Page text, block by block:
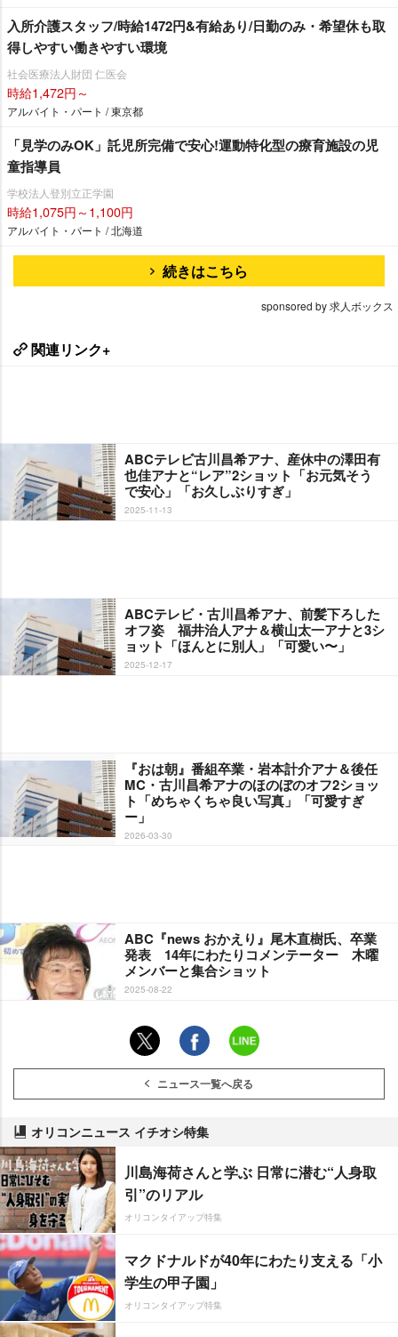
入所介護スタッフ/時給1472円&有給あり/日勤のみ・希望休も取
得しやすい働きやすい環境
社会医療法人財団 仁医会
時給1,472円～
アルバイト・パート / 東京都
「見学のみOK」託児所完備で安心!運動特化型の療育施設の児
童指導員
学校法人登別立正学園
時給1,075円～1,100円
アルバイト・パート / 北海道
続きはこちら
sponsored by 求人ボックス
関連リンク+
ABCテレビ古川昌希アナ、産休中の澤田有
也佳アナと“レア”2ショット「お元気そう
で安心」「お久しぶりすぎ」
2025-11-13
ABCテレビ・古川昌希アナ、前髪下ろした
オフ姿 福井治人アナ＆横山太一アナと3シ
ョット「ほんとに別人」「可愛い〜」
2025-12-17
『おは朝』番組卒業・岩本計介アナ＆後任
MC・古川昌希アナのほのぼのオフ2ショッ
ト「めちゃくちゃ良い写真」「可愛すぎ
ー」
2026-03-30
ABC『news おかえり』尾木直樹氏、卒業
発表 14年にわたりコメンテーター 木曜
メンバーと集合ショット
2025-08-22
ニュース一覧へ戻る
オリコンニュース イチオシ特集
川島海荷さんと学ぶ 日常に潜む“人身取
引”のリアル
オリコンタイアップ特集
マクドナルドが40年にわたり支える「小
学生の甲子園」
オリコンタイアップ特集